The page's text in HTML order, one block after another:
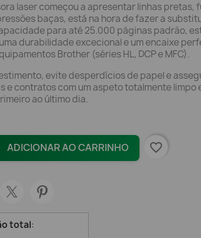
laser começou a apresentar linhas pretas,
baças, está na hora de fazer a
para até 25.000 páginas padrão,
durabilidade excecional e um encaixe
Brother (séries HL, DCP e MFC).
evite desperdícios de papel e
e contratos com um aspeto totalmente limpo
ao último dia.
ADICIONAR AO CARRINHO favorite_border
total: